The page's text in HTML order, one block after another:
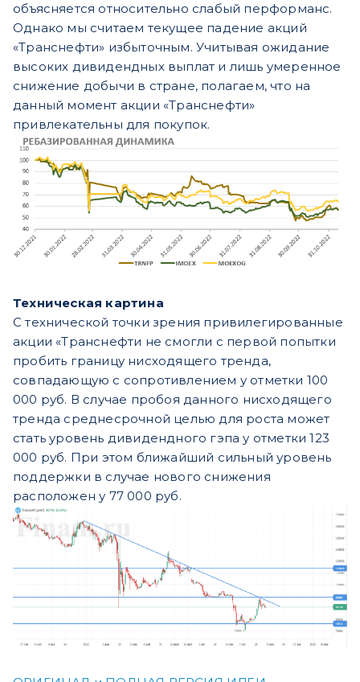
объясняется относительно слабый перформанс.
Однако мы считаем текущее падение акций
«Транснефти» избыточным. Учитывая ожидание
высоких дивидендных выплат и лишь умеренное
снижение добычи в стране, полагаем, что на
данный момент акции «Транснефти»
привлекательны для покупок.
Техническая картина
С технической точки зрения привилегированные
акции «Транснефти не смогли с первой попытки
пробить границу нисходящего тренда,
совпадающую с сопротивлением у отметки 100
000 руб. В случае пробоя данного нисходящего
тренда среднесрочной целью для роста может
стать уровень дивидендного гэпа у отметки 123
000 руб. При этом ближайший сильный уровень
поддержки в случае нового снижения
расположен у 77 000 руб.